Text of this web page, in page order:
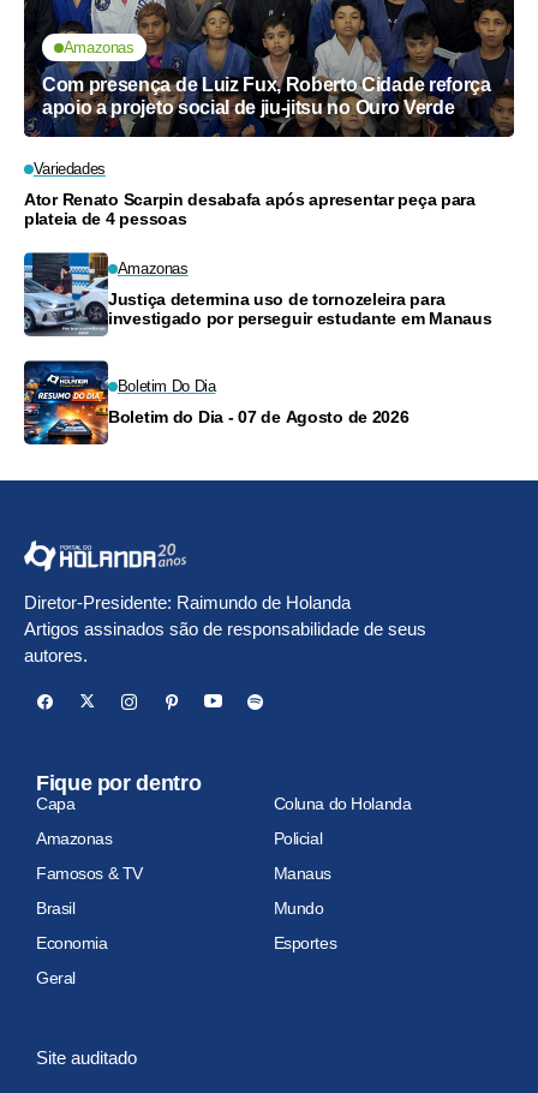
Amazonas
Com presença de Luiz Fux, Roberto Cidade reforça
apoio a projeto social de jiu-jitsu no Ouro Verde
Variedades
Ator Renato Scarpin desabafa após apresentar peça para
plateia de 4 pessoas
Amazonas
Justiça determina uso de tornozeleira para
investigado por perseguir estudante em Manaus
Boletim Do Dia
Boletim do Dia - 07 de Agosto de 2026
Diretor-Presidente: Raimundo de Holanda
Artigos assinados são de responsabilidade de seus
autores.
Fique por dentro
Capa
Coluna do Holanda
Amazonas
Policial
Famosos & TV
Manaus
Brasil
Mundo
Economia
Esportes
Geral
Site auditado